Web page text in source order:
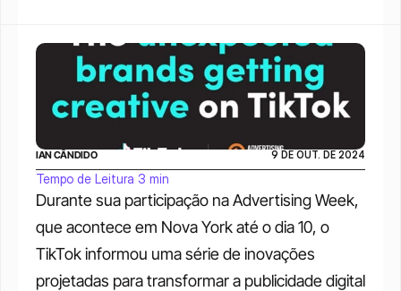
Durante sua participação na Advertising Week,
que acontece em Nova York até o dia 10, o
TikTok informou uma série de inovações
projetadas para transformar a publicidade digital
IAN CÂNDIDO 9 DE OUT. DE 2024
Tempo de Leitura 3 min